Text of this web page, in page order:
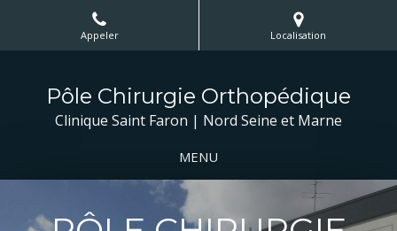
Appeler Localisation
Pôle Chirurgie Orthopédique
Clinique Saint Faron | Nord Seine et Marne
MENU